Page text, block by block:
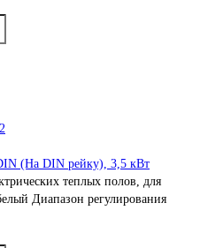
(На DIN рейку), 3,5 кВт
теплых полов, для
Диапазон регулирования